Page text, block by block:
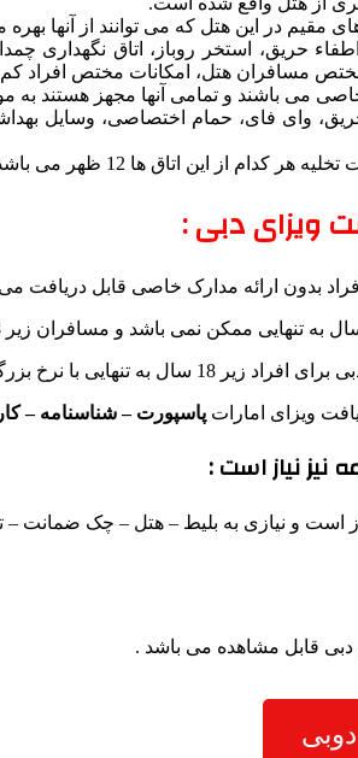
در این هتل که می توانند از آنها بهره
و اطفاء حریق، استخر روباز، اتاق
مسافران هتل، امکانات مختص افراد کم
می باشند و تمامی آنها مجهز هستند به
وای فای، حمام اختصاصی، وسایل
ویزای دبی :
بدون ارائه مدارک خاصی قابل دریافت
شرایط با شماره های ما در تماس باشید ) .
ویزای امارات پاسپورت – شناسنامه –
نیز نیاز است :
است و نیازی به بلیط – هتل – چک
دبی قابل مشاهده می باشد .